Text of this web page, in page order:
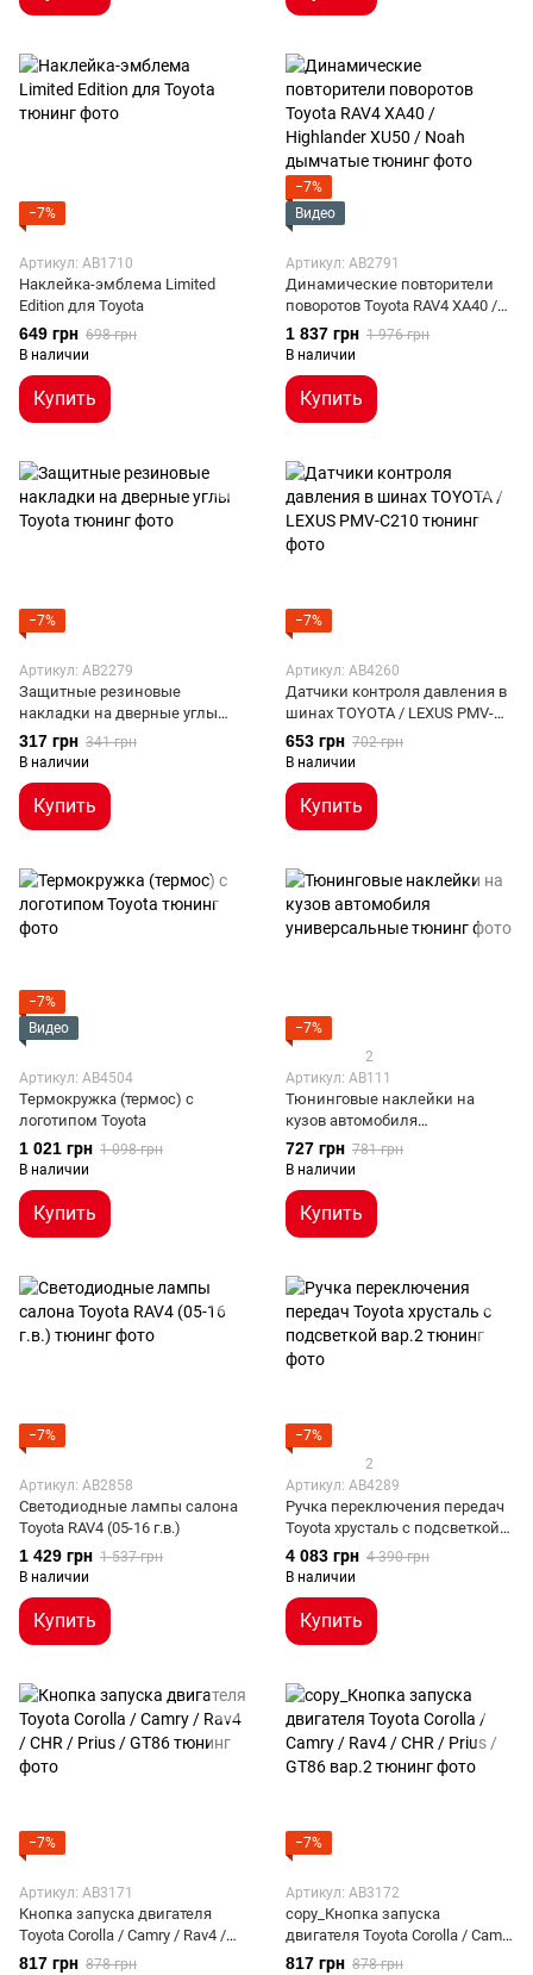
−7%
Артикул: AB1710
Наклейка-эмблема Limited
Edition для Toyota
649 грн 698 грн
В наличии
Купить
−7%
Видео
Артикул: AB2791
Динамические повторители
поворотов Toyota RAV4 XA40 /
Highlander XU50 / Noah
дымчатые
1 837 грн 1 976 грн
В наличии
Купить
−7%
Артикул: AB2279
Защитные резиновые
накладки на дверные углы
Toyota
317 грн 341 грн
В наличии
Купить
−7%
Артикул: AB4260
Датчики контроля давления в
шинах TOYOTA / LEXUS PMV-
C210
653 грн 702 грн
В наличии
Купить
−7%
Видео
Артикул: AB4504
Термокружка (термос) с
логотипом Toyota
1 021 грн 1 098 грн
В наличии
Купить
−7%
2
Артикул: AB111
Тюнинговые наклейки на
кузов автомобиля
универсальные
727 грн 781 грн
В наличии
Купить
−7%
Артикул: AB2858
Светодиодные лампы салона
Toyota RAV4 (05-16 г.в.)
1 429 грн 1 537 грн
В наличии
Купить
−7%
2
Артикул: AB4289
Ручка переключения передач
Toyota хрусталь с подсветкой
вар.2
4 083 грн 4 390 грн
В наличии
Купить
−7%
Артикул: AB3171
Кнопка запуска двигателя
Toyota Corolla / Camry / Rav4 /
CHR / Prius / GT86
817 грн 878 грн
−7%
Артикул: AB3172
copy_Кнопка запуска
двигателя Toyota Corolla / Camry
/ Rav4 / CHR / Prius / GT86 вар.2
817 грн 878 грн